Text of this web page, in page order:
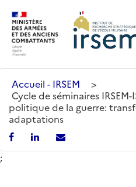
Accueil - IRSEM
>
Cycle de séminaires
politique de la guerre:
adaptations
;